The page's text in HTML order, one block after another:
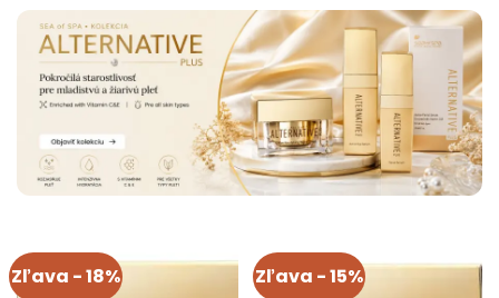
Zľava - 18% Zľava - 15%